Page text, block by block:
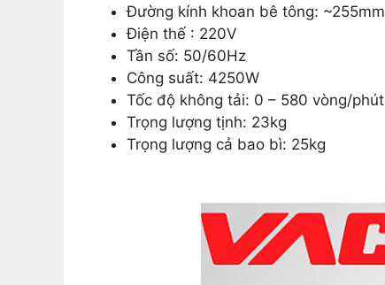
Đường kính khoan bê tông: ~255mm
Điện thế : 220V
Tần số: 50/60Hz
Công suất: 4250W
Tốc độ không tải: 0 – 580 vòng/phút
Trọng lượng tịnh: 23kg
Trọng lượng cả bao bì: 25kg